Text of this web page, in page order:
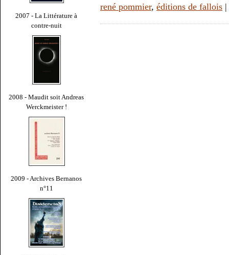
2007 - La Littérature à
contre-nuit
2008 - Maudit soit Andreas
Werckmeister !
2009 - Archives Bernanos
n°11
rené pommier, éditions de fallois |